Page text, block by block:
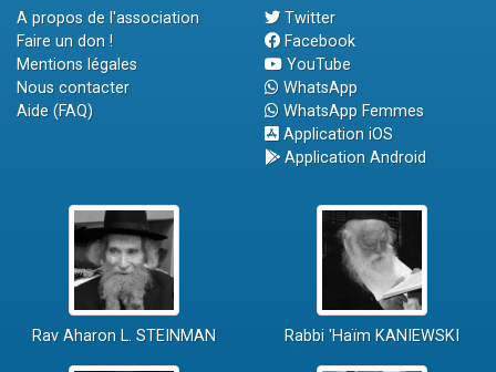
A propos de l'association
Faire un don !
Mentions légales
Nous contacter
Aide (FAQ)
Twitter
Facebook
YouTube
WhatsApp
WhatsApp Femmes
Application iOS
Application Android
Rav Aharon L. STEINMAN Rabbi 'Haïm KANIEWSKI